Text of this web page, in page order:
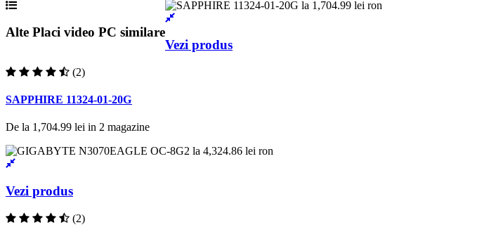
Alte Placi video PC similare
Vezi produs
(2)
SAPPHIRE 11324-01-20G
De la 1,704.99 lei in 2 magazine
Vezi produs
(2)